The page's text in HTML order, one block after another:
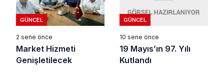
GÜNCEL
2 sene önce
Market Hizmeti
Genişletilecek
GÜNCEL
10 sene önce
19 Mayıs’ın 97. Yılı
Kutlandı